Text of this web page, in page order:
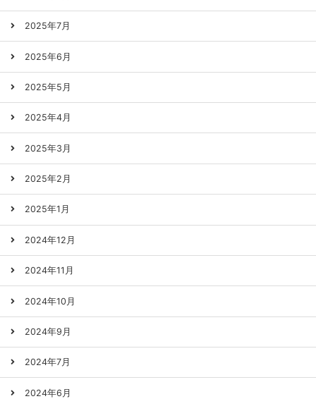
2025年7月
2025年6月
2025年5月
2025年4月
2025年3月
2025年2月
2025年1月
2024年12月
2024年11月
2024年10月
2024年9月
2024年7月
2024年6月